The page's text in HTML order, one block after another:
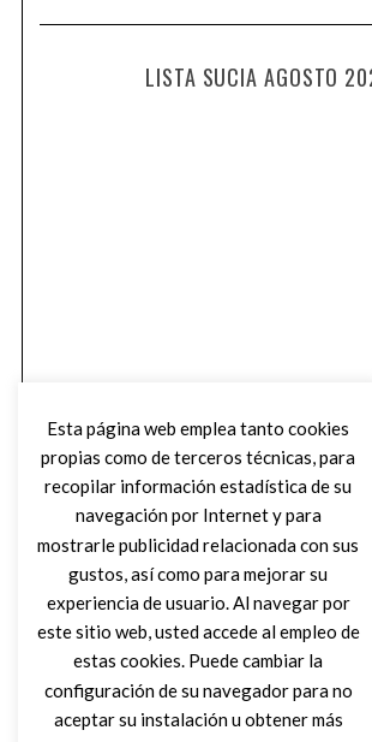
LISTA SUCIA AGOSTO
Esta página web emplea tanto cookies
propias como de terceros técnicas, para
recopilar información estadística de su
navegación por Internet y para
mostrarle publicidad relacionada con sus
gustos, así como para mejorar su
experiencia de usuario. Al navegar por
este sitio web, usted accede al empleo de
estas cookies. Puede cambiar la
configuración de su navegador para no
aceptar su instalación u obtener más